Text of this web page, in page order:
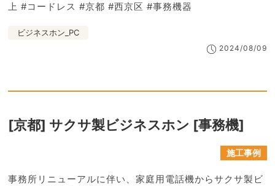
上 #コードレス #京都 #西京区 #事務機器
ビジネスホン_PC
2024/08/09
[京都] サクサ製ビジネスホン [事務機]
施工事例
事務所リニューアルに伴い、家庭用電話機からサクサ製ビ